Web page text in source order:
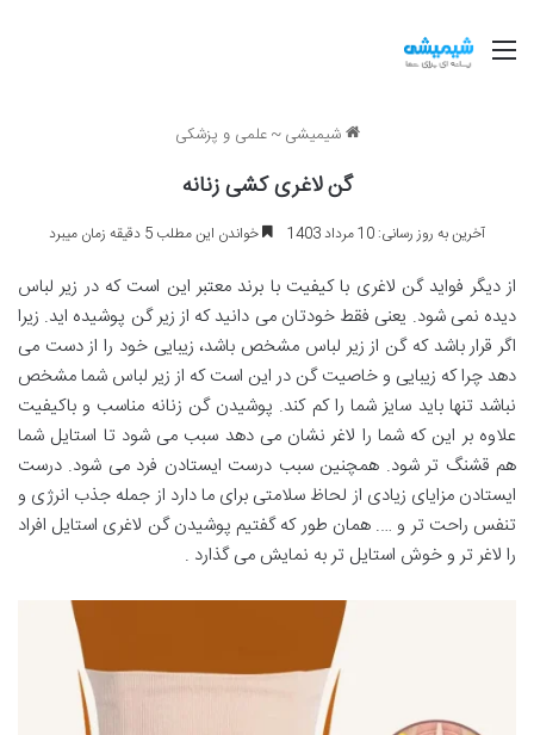
منو
شیمیشی ~ علمی و پزشکی
گن لاغری کشی زنانه
آخرین به روز رسانی: 10 مرداد 1403 خواندن این مطلب 5 دقیقه زمان میبرد
از دیگر فواید گن لاغری با کیفیت با برند معتبر این است که در زیر لباس
دیده نمی شود. یعنی فقط خودتان می دانید که از زیر گن پوشیده اید. زیرا
اگر قرار باشد که گن از زیر لباس مشخص باشد، زیبایی خود را از دست می
دهد چرا که زیبایی و خاصیت گن در این است که از زیر لباس شما مشخص
نباشد تنها باید سایز شما را کم کند. پوشیدن گن زنانه مناسب و باکیفیت
علاوه بر این که شما را لاغر نشان می دهد سبب می شود تا استایل شما
هم قشنگ تر شود. همچنین سبب درست ایستادن فرد می شود. درست
ایستادن مزایای زیادی از لحاظ سلامتی برای ما دارد از جمله جذب انرژی و
تنفس راحت تر و …. همان طور که گفتیم پوشیدن گن لاغری استایل افراد
را لاغر تر و خوش استایل تر به نمایش می گذارد .